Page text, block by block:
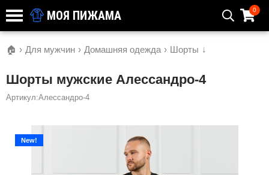
МОЯ ПИЖАМА 0
🏠 › Для мужчин › Домашняя одежда › Шорты ↓
Шорты мужские Алессандро-4
Артикул:Алессандро-4
New!